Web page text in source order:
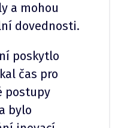
a mohou
dovednosti.
poskytlo
čas pro
postupy
bylo